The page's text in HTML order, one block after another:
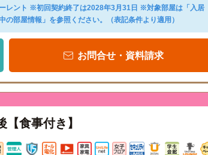
レント ※初回契約終了は2028年3月31日 ※対象部屋は「入居
の部屋情報」を参照ください。（表記条件より適用）
お問合せ・資料請求
食事付き】